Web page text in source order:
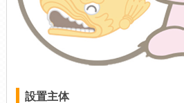
設置主体